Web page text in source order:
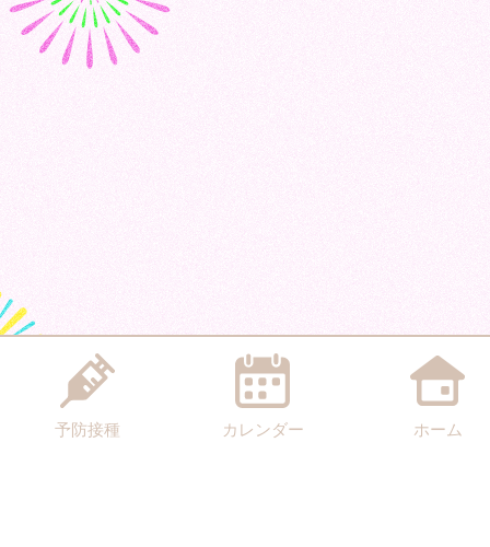
予防接種 カレンダー ホーム